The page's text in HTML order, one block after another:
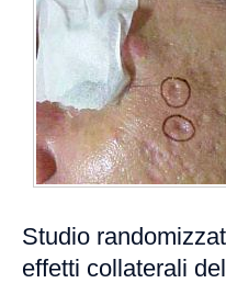
Studio
effetti collaterali